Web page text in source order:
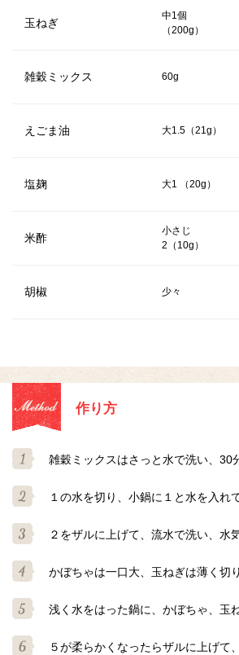
玉ねぎ
中1個
（200g）
雑穀ミックス 60g
えごま油 大1.5（21g）
塩麹 大1 （20g）
米酢
小さじ
2（10g）
胡椒 少々
作り方
雑穀ミックスはさっと水で洗い、30
１の水を切り、小鍋に１と水を入れ
２をザルに上げて、流水で洗い、水
かぼちゃは一口大、玉ねぎは薄く切
浅く水をはった鍋に、かぼちゃ、玉
５が柔らかくなったらザルに上げて